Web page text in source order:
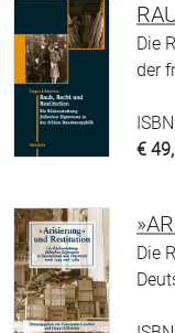
Die
der
€
Die